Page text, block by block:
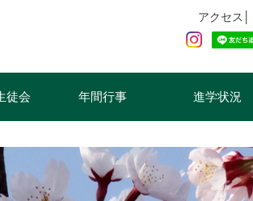
アクセス
徒会 年間行事 進学状況